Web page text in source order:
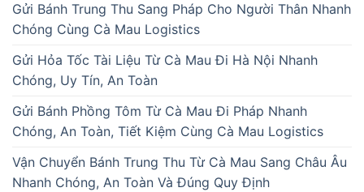
Gửi Bánh Trung Thu Sang Pháp Cho Người Thân Nhanh
Chóng Cùng Cà Mau Logistics
Gửi Hỏa Tốc Tài Liệu Từ Cà Mau Đi Hà Nội Nhanh
Chóng, Uy Tín, An Toàn
Gửi Bánh Phồng Tôm Từ Cà Mau Đi Pháp Nhanh
Chóng, An Toàn, Tiết Kiệm Cùng Cà Mau Logistics
Vận Chuyển Bánh Trung Thu Từ Cà Mau Sang Châu Âu
Nhanh Chóng, An Toàn Và Đúng Quy Định